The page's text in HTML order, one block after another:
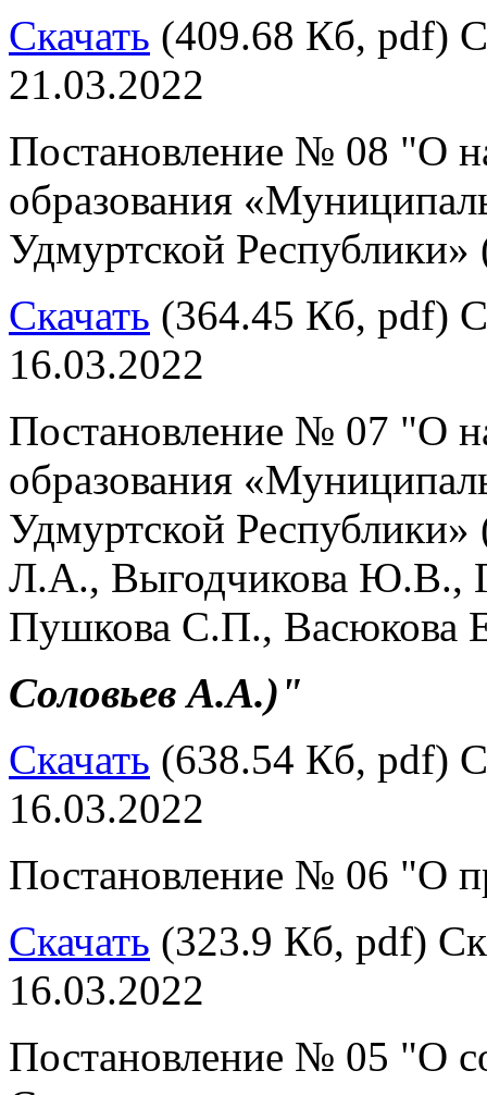
Скачать (409.68 Кб, pdf)
21.03.2022
Постановление № 08 "О
образования
Удмуртской
Скачать (364.45 Кб, pdf)
16.03.2022
Постановление № 07 "О
образования
Удмуртской
Л.А., Выгодчикова Ю.В.,
Пушкова С.П., Васюкова
Соловьев А.А.)"
Скачать (638.54 Кб, pdf)
16.03.2022
Постановление № 06 "О
Скачать (323.9 Кб, pdf)
16.03.2022
Постановление № 05 "О